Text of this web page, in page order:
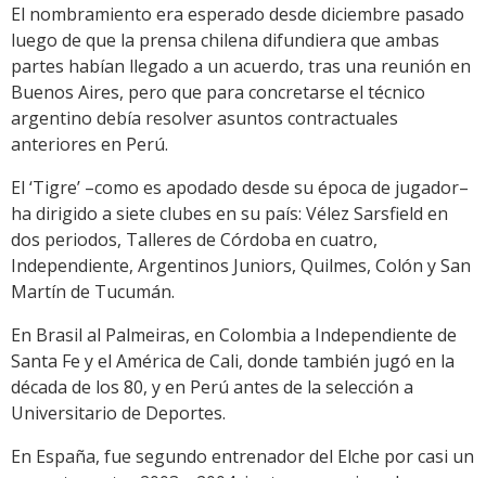
El nombramiento era esperado desde diciembre pasado
luego de que la prensa chilena difundiera que ambas
partes habían llegado a un acuerdo, tras una reunión en
Buenos Aires, pero que para concretarse el técnico
argentino debía resolver asuntos contractuales
anteriores en Perú.
El ‘Tigre’ –como es apodado desde su época de jugador–
ha dirigido a siete clubes en su país: Vélez Sarsfield en
dos periodos, Talleres de Córdoba en cuatro,
Independiente, Argentinos Juniors, Quilmes, Colón y San
Martín de Tucumán.
En Brasil al Palmeiras, en Colombia a Independiente de
Santa Fe y el América de Cali, donde también jugó en la
década de los 80, y en Perú antes de la selección a
Universitario de Deportes.
En España, fue segundo entrenador del Elche por casi un